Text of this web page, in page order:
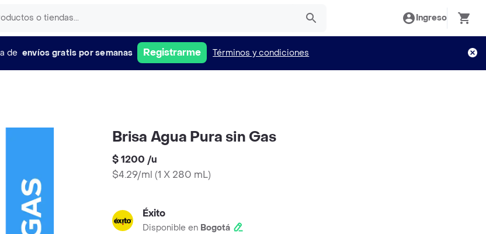
Ingreso
de envíos gratis por semanas Registrarme Términos y condiciones
Brisa Agua Pura sin Gas
$ 1200 /u
$4.29/ml (1 X 280 mL)
Éxito
Disponible en Bogotá